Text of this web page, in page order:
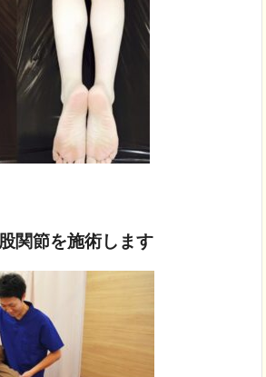
関節を施術します